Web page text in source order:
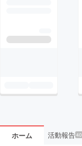
ホーム 活動報告40